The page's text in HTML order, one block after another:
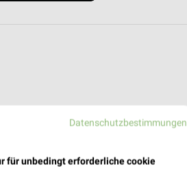
Datenschutzbestimmungen
für unbedingt erforderliche cookie